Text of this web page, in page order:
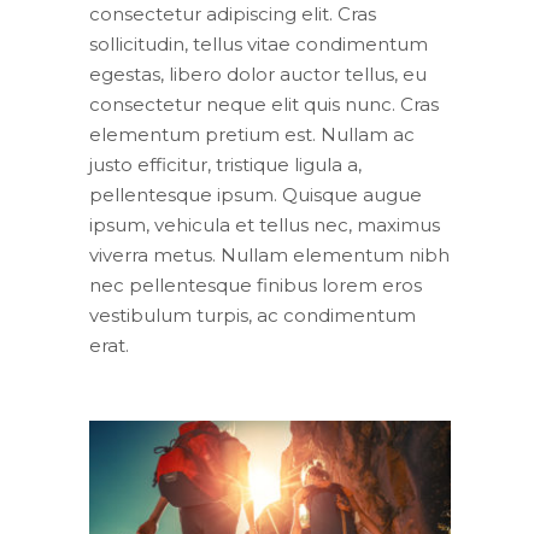
consectetur adipiscing elit. Cras
sollicitudin, tellus vitae condimentum
egestas, libero dolor auctor tellus, eu
consectetur neque elit quis nunc. Cras
elementum pretium est. Nullam ac
justo efficitur, tristique ligula a,
pellentesque ipsum. Quisque augue
ipsum, vehicula et tellus nec, maximus
viverra metus. Nullam elementum nibh
nec pellentesque finibus lorem eros
vestibulum turpis, ac condimentum
erat.